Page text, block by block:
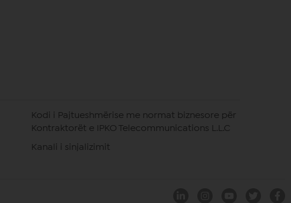
Kodi i Pajtueshmërise me normat biznesore për
Kontraktorët e IPKO Telecommunications L.L.C
Kanali i sinjalizimit